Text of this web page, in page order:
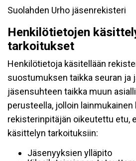
Suolahden Urho jäsenrekisteri
Henkilötietojen
tarkoitukset
Henkilötietoja käsitellään
suostumuksen taikka seuran ja
jäsensuhteen taikka muun
perusteella, jolloin
rekisterinpitäjän oikeutettu etu,
käsittelyn tarkoituksiin:
Jäsenyyksien ylläpito